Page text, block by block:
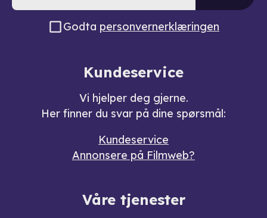
Godta personvernerklæringen
Kundeservice
Vi hjelper deg gjerne.
Her finner du svar på dine spørsmål:
Kundeservice
Annonsere på Filmweb?
Våre tjenester